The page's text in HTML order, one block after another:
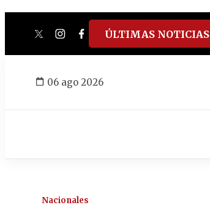
twitterinstagram
facebook
tiktokyoutube
spotify
ÚLTIMAS NOTICIAS
06 ago 2026
Nacionales